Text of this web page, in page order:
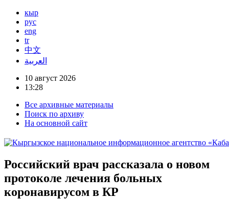
кыр
рус
eng
tr
中文
العربية
10 август 2026
13:28
Все архивные материалы
Поиск по архиву
На основной сайт
Российский врач рассказала о новом
протоколе лечения больных
коронавирусом в КР